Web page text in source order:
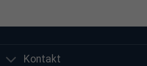
Kontakt